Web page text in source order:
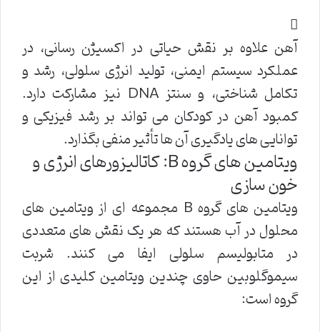
آهن علاوه بر نقش حیاتی در اکسیژن رسانی، در
عملکرد سیستم ایمنی، تولید انرژی سلولی، رشد و
تکامل شناختی، و سنتز DNA نیز مشارکت دارد.
کمبود آهن در کودکان می تواند بر رشد فیزیکی و
توانایی های یادگیری آن ها تأثیر منفی بگذارد.
ویتامین های گروه B: کاتالیزورهای انرژی و
خون سازی
ویتامین های گروه B مجموعه ای از ویتامین های
محلول در آب هستند که هر یک نقش های متعددی
در متابولیسم سلولی ایفا می کنند. شربت
سیموگلوبین حاوی چندین ویتامین کلیدی از این
گروه است: